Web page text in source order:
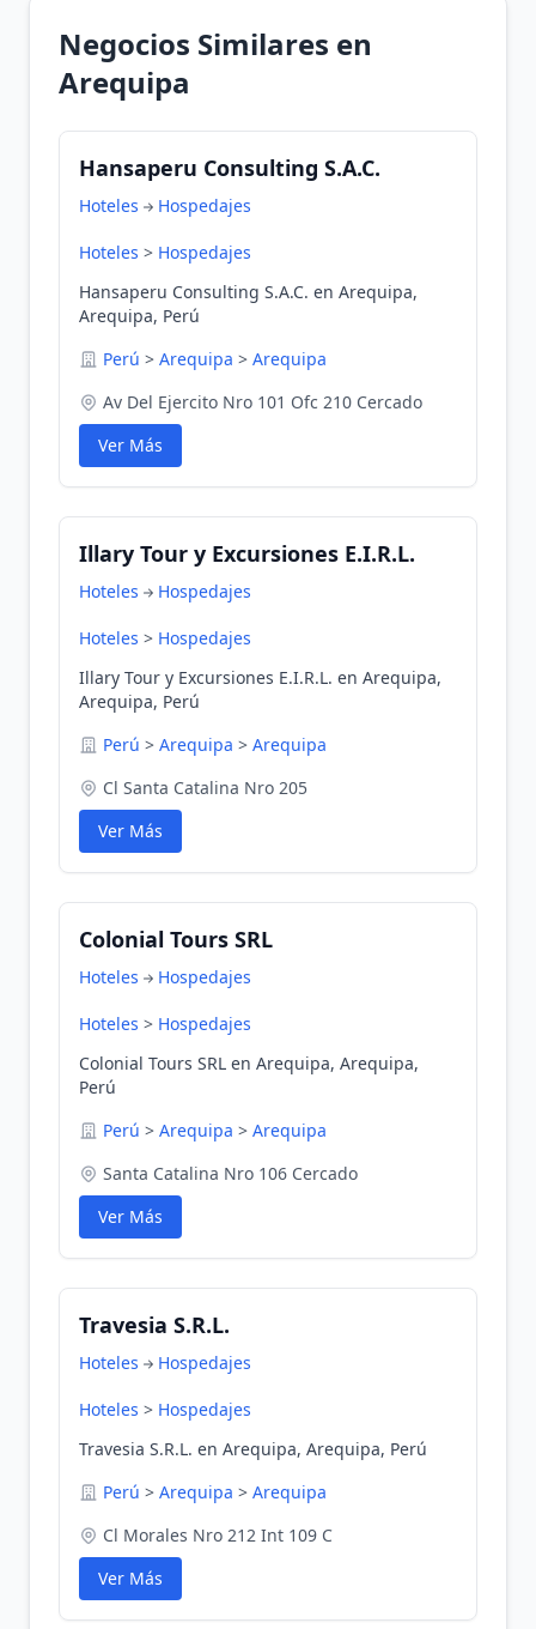
Negocios Similares en
Arequipa
Hansaperu Consulting S.A.C.
Hoteles Hospedajes
Hoteles > Hospedajes
Hansaperu Consulting S.A.C. en Arequipa,
Arequipa, Perú
Perú > Arequipa > Arequipa
Av Del Ejercito Nro 101 Ofc 210 Cercado
Ver Más
Illary Tour y Excursiones E.I.R.L.
Hoteles Hospedajes
Hoteles > Hospedajes
Illary Tour y Excursiones E.I.R.L. en Arequipa,
Arequipa, Perú
Perú > Arequipa > Arequipa
Cl Santa Catalina Nro 205
Ver Más
Colonial Tours SRL
Hoteles Hospedajes
Hoteles > Hospedajes
Colonial Tours SRL en Arequipa, Arequipa,
Perú
Perú > Arequipa > Arequipa
Santa Catalina Nro 106 Cercado
Ver Más
Travesia S.R.L.
Hoteles Hospedajes
Hoteles > Hospedajes
Travesia S.R.L. en Arequipa, Arequipa, Perú
Perú > Arequipa > Arequipa
Cl Morales Nro 212 Int 109 C
Ver Más